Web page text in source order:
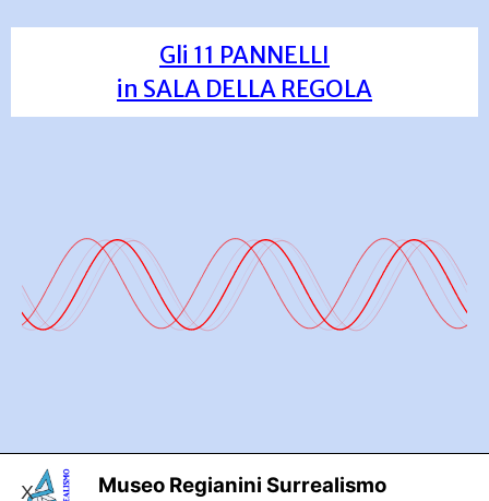
Gli 11 PANNELLI
in SALA DELLA REGOLA
Museo Regianini Surrealismo
X